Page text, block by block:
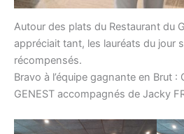
Autour des plats du Restaurant du
appréciait tant, les lauréats du jour
récompensés.
Bravo à l’équipe gagnante en Brut
GENEST accompagnés de Jacky